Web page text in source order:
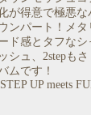
が得意で極悪
ンパート！メ
ド感とタフな
シュ、2stepも
ムです！
UP meets